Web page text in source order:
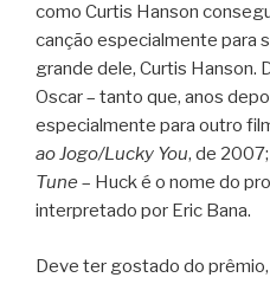
como Curtis Hanson
canção especialmente para
grande dele, Curtis Hanson.
Oscar – tanto que, anos
especialmente para outro
ao Jogo/Lucky You, de
Tune – Huck é o nome do
interpretado por Eric Bana.
Deve ter gostado do